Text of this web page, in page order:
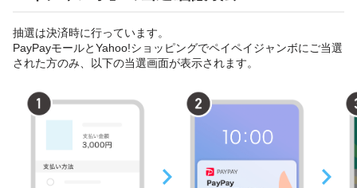
抽選は決済時に行っています。
PayPayモールとYahoo!ショッピングでペイペイジャンボにご当選
された方のみ、以下の当選画面が表示されます。